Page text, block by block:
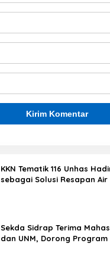
KKN Tematik 116 Unhas
sebagai Solusi Resapan
Sekda Sidrap Terima
dan UNM, Dorong